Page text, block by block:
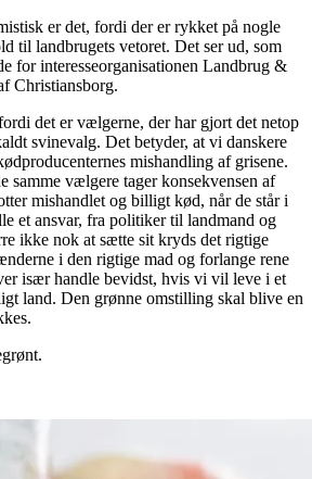
er det, fordi der er rykket på nogle
til landbrugets vetoret. Det ser ud, som
for interesseorganisationen Landbrug &
Christiansborg.
det er vælgerne, der har gjort det netop
svinevalg. Det betyder, at vi danskere
mishandling af grisene.
samme vælgere tager konsekvensen af
mishandlet og billigt kød, når de står i
et ansvar, fra politiker til landmand og
ikke nok at sætte sit kryds det rigtige
i den rigtige mad og forlange rene
især handle bevidst, hvis vi vil leve i et
land. Den grønne omstilling skal blive en